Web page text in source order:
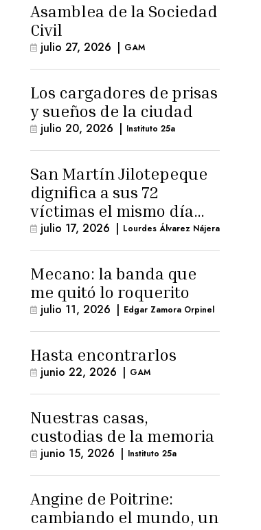
Asamblea de la Sociedad
Civil
julio 27, 2026 | GAM
Los cargadores de prisas
y sueños de la ciudad
julio 20, 2026 | Instituto 25a
San Martín Jilotepeque
dignifica a sus 72
víctimas el mismo día
que Benedicto Lucas
logra arresto
domiciliario
julio 17, 2026 | Lourdes Álvarez Nájera
Mecano: la banda que
me quitó lo roquerito
julio 11, 2026 | Edgar Zamora Orpinel
Hasta encontrarlos
junio 22, 2026 | GAM
Nuestras casas,
custodias de la memoria
junio 15, 2026 | Instituto 25a
Angine de Poitrine:
cambiando el mundo, un